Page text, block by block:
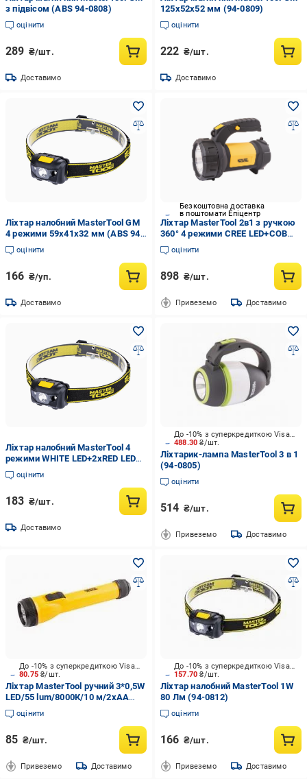
з підвісом (ABS 94-0808)
оцінити
289 ₴/шт.
Доставимо
125х52х52 мм (94-0809)
оцінити
222 ₴/шт.
Доставимо
Ліхтар налобний MasterTool GM
4 режими 59х41х32 мм (ABS 94-
0812)
оцінити
166 ₴/уп.
Доставимо
Безкоштовна доставка
в поштомати Епіцентр
Ліхтар MasterTool 2в1 з ручкою
360° 4 режими CREE LED+COB
LED 4хAA ABS 180х94х143 мм
(94-0804)
оцінити
898 ₴/шт.
Привеземо Доставимо
Ліхтар налобний MasterTool 4
режими WHITE LED+2хRED LED
3хAAA ABS 59х41х32 мм (94-
0812)
оцінити
183 ₴/шт.
Доставимо
488.30₴/шт.
До -10% з суперкредиткою Visa Вигода
Ліхтарик-лампа MasterTool 3 в 1
(94-0805)
оцінити
514 ₴/шт.
Привеземо Доставимо
80.75₴/шт.
До -10% з суперкредиткою Visa Вигода
Ліхтар MasterTool ручний 3*0,5W
LED/55 lum/8000К/10 м/2xAA
(94-0800) жовтий
оцінити
85 ₴/шт.
Привеземо Доставимо
157.70₴/шт.
До -10% з суперкредиткою Visa Вигода
Ліхтар налобний MasterTool 1W
80 Лм (94-0812)
оцінити
166 ₴/шт.
Привеземо Доставимо